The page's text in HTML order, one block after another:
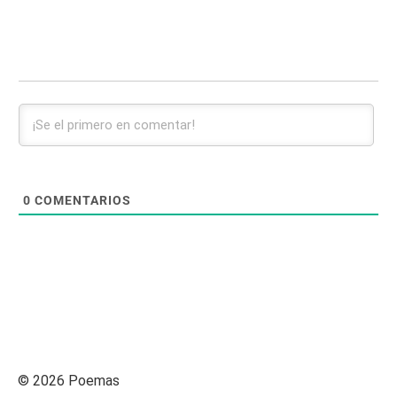
0 COMENTARIOS
© 2026 Poemas